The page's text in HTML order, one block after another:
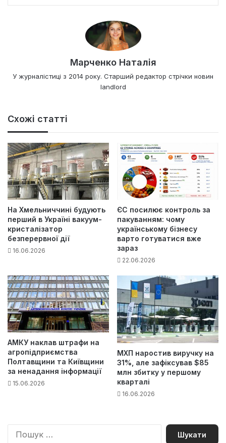
Марченко Наталія
У журналістиці з 2014 року. Старший редактор стрічки новин
landlord
Схожі статті
На Хмельниччині будують
перший в Україні вакуум-
кристалізатор
безперервної дії
16.06.2026
ЄС посилює контроль за
пакуванням: чому
українському бізнесу
варто готуватися вже
зараз
22.06.2026
АМКУ наклав штрафи на
агропідприємства
Полтавщини та Київщини
за ненадання інформації
15.06.2026
МХП наростив виручку на
31%, але зафіксував $85
млн збитку у першому
кварталі
16.06.2026
П